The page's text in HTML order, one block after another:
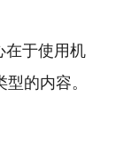
在于使用机
的内容。